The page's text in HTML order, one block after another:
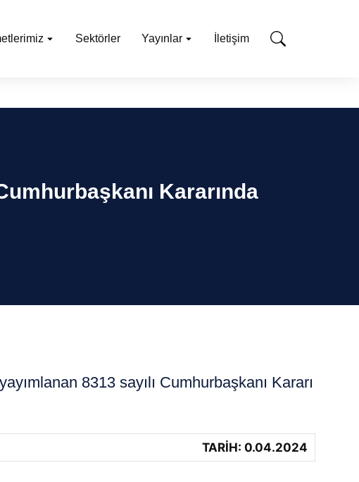
Sektörler Yayınlar İletişim
Kararında
8313 sayılı Cumhurbaşkanı Kararı
TARİH: 0.04.2024